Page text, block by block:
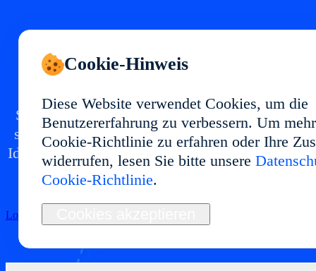
Phone in
Setzen Sie eine Cloud-Phone-Umgebung in mit
stabiler Performance und flexibler Nutzung auf.
Ideal für Multi-Account-Management, App-
Automatisierung und langfristige Abläufe.
Loslegen
Cookie-Hinweis
Diese Website verwendet Cookies, um die
Benutzererfahrung zu verbessern. Um
Cookie-Richtlinie zu erfahren oder Ihre
widerrufen, lesen Sie bitte unsere
Cookie-Richtlinie.